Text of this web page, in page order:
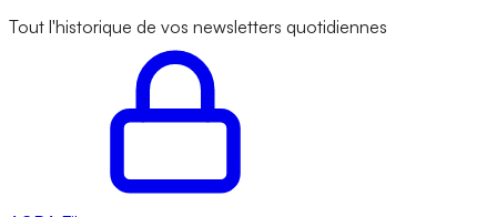
Tout l'historique de vos newsletters quotidiennes